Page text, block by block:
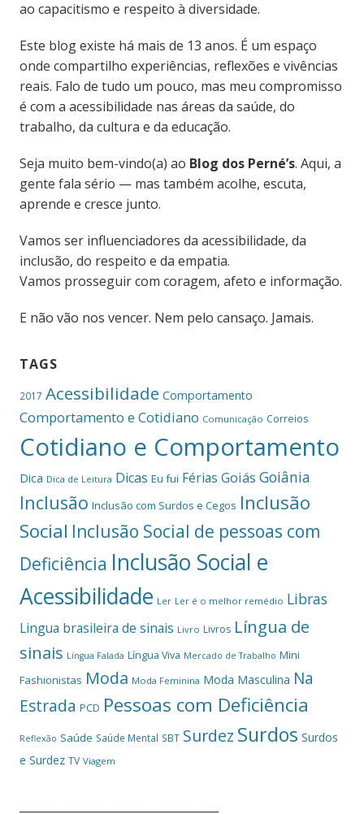
ao capacitismo e respeito à diversidade.
Este blog existe há mais de 13 anos. É um espaço
onde compartilho experiências, reflexões e vivências
reais. Falo de tudo um pouco, mas meu compromisso
é com a acessibilidade nas áreas da saúde, do
trabalho, da cultura e da educação.
Seja muito bem-vindo(a) ao Blog dos Perné’s. Aqui, a
gente fala sério — mas também acolhe, escuta,
aprende e cresce junto.
Vamos ser influenciadores da acessibilidade, da
inclusão, do respeito e da empatia.
Vamos prosseguir com coragem, afeto e informação.
E não vão nos vencer. Nem pelo cansaço. Jamais.
TAGS
2017 Acessibilidade Comportamento
Comportamento e Cotidiano Comunicação Correios
Cotidiano e Comportamento
Dica Dica de Leitura Dicas Eu fui Férias Goiás Goiânia
Inclusão Inclusão com Surdos e Cegos Inclusão
Social Inclusão Social de pessoas com
Deficiência Inclusão Social e
Acessibilidade Ler Ler é o melhor remédio Libras
Lingua brasileira de sinais Livro Livros Língua de
sinais Língua Falada Língua Viva Mercado de Trabalho Mini
Fashionistas Moda Moda Feminina Moda Masculina Na
Estrada PCD Pessoas com Deficiência
Reflexão Saúde Saúde Mental SBT Surdez Surdos Surdos
e Surdez TV Viagem